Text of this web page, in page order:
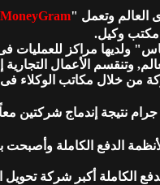
العالم وتعمل "MoneyGram
ولديها مراكز للعمليات
وتنقسم الأعمال التجارية
من خلال مكاتب الوكلاء
الدفع الكاملة
أنظمة الدفع الكاملة أكبر